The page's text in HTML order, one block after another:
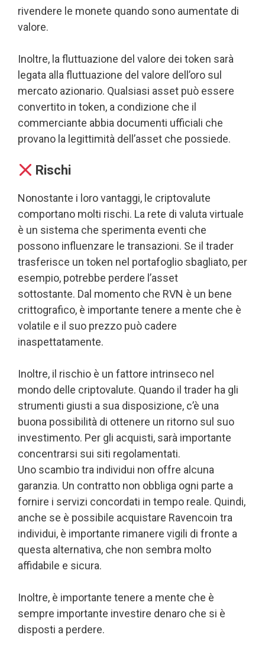
rivendere le monete quando sono aumentate di
valore.
Inoltre, la fluttuazione del valore dei token sarà
legata alla fluttuazione del valore dell’oro sul
mercato azionario. Qualsiasi asset può essere
convertito in token, a condizione che il
commerciante abbia documenti ufficiali che
provano la legittimità dell’asset che possiede.
Rischi
Nonostante i loro vantaggi, le criptovalute
comportano molti rischi. La rete di valuta virtuale
è un sistema che sperimenta eventi che
possono influenzare le transazioni. Se il trader
trasferisce un token nel portafoglio sbagliato, per
esempio, potrebbe perdere l’asset
sottostante. Dal momento che RVN è un bene
crittografico, è importante tenere a mente che è
volatile e il suo prezzo può cadere
inaspettatamente.
Inoltre, il rischio è un fattore intrinseco nel
mondo delle criptovalute. Quando il trader ha gli
strumenti giusti a sua disposizione, c’è una
buona possibilità di ottenere un ritorno sul suo
investimento. Per gli acquisti, sarà importante
concentrarsi sui siti regolamentati.
Uno scambio tra individui non offre alcuna
garanzia. Un contratto non obbliga ogni parte a
fornire i servizi concordati in tempo reale. Quindi,
anche se è possibile acquistare Ravencoin tra
individui, è importante rimanere vigili di fronte a
questa alternativa, che non sembra molto
affidabile e sicura.
Inoltre, è importante tenere a mente che è
sempre importante investire denaro che si è
disposti a perdere.